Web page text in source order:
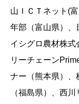
山ＩＣＴネット(
年部（富山県）、
イシグロ農材株式
リーチェーン
ナー（熊本県）、
（福島県）、西